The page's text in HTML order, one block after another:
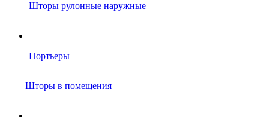
Шторы рулонные наружные
Портьеры
Шторы в помещения